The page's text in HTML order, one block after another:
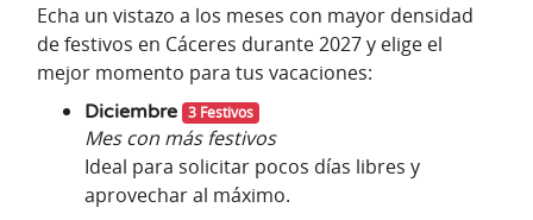
Echa un vistazo a los meses con mayor densidad
de festivos en Cáceres durante 2027 y elige el
mejor momento para tus vacaciones:
Diciembre 3 Festivos
Mes con más festivos
Ideal para solicitar pocos días libres y
aprovechar al máximo.